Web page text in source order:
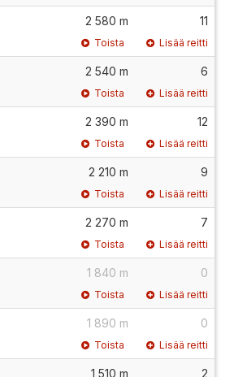
2 580 m 11
Toista Lisää reitti
2 540 m 6
Toista Lisää reitti
2 390 m 12
Toista Lisää reitti
2 210 m 9
Toista Lisää reitti
2 270 m 7
Toista Lisää reitti
1 840 m 0
Toista Lisää reitti
1 890 m 0
Toista Lisää reitti
1 510 m 2